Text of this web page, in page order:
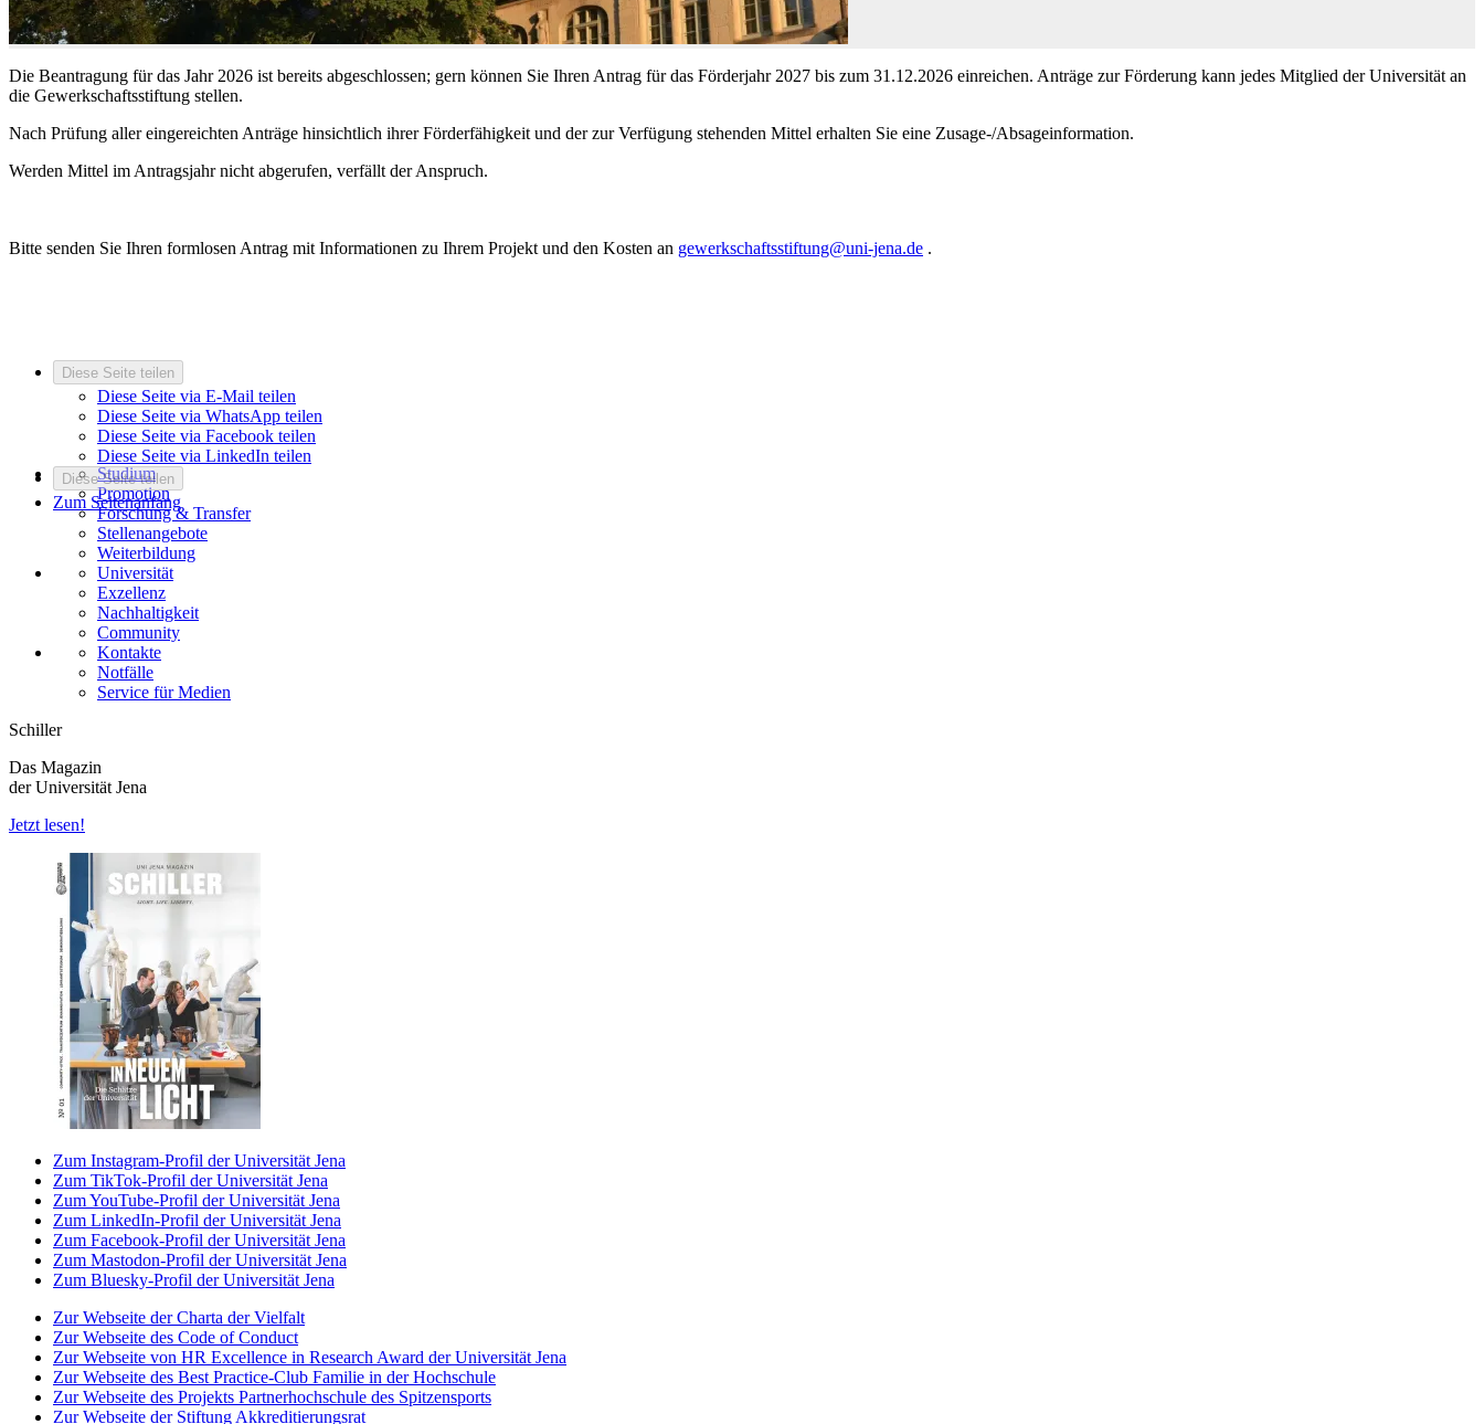
Die Beantragung für das Jahr 2026 ist bereits abgeschlossen; gern können Sie Ihren Antrag für das Förderjahr 2027 bis zum 31.12.2026 einreichen. Anträge zur Förderung kann jedes Mitglied der Universität an
die Gewerkschaftsstiftung stellen.
Nach Prüfung aller eingereichten Anträge hinsichtlich ihrer Förderfähigkeit und der zur Verfügung stehenden Mittel erhalten Sie eine Zusage-/Absageinformation.
Werden Mittel im Antragsjahr nicht abgerufen, verfällt der Anspruch.
Bitte senden Sie Ihren formlosen Antrag mit Informationen zu Ihrem Projekt und den Kosten an gewerkschaftsstiftung@uni-jena.de .
Diese Seite teilen
Diese Seite via E-Mail teilen
Diese Seite via WhatsApp teilen
Diese Seite via Facebook teilen
Diese Seite via LinkedIn teilen
Diese Seite teilen
Zum Seitenanfang
Studium
Promotion
Forschung & Transfer
Stellenangebote
Weiterbildung
Universität
Exzellenz
Nachhaltigkeit
Community
Kontakte
Notfälle
Service für Medien
Schiller
Das Magazin
der Universität Jena
Jetzt lesen!
Zum Instagram-Profil der Universität Jena
Zum TikTok-Profil der Universität Jena
Zum YouTube-Profil der Universität Jena
Zum LinkedIn-Profil der Universität Jena
Zum Facebook-Profil der Universität Jena
Zum Mastodon-Profil der Universität Jena
Zum Bluesky-Profil der Universität Jena
Zur Webseite der Charta der Vielfalt
Zur Webseite des Code of Conduct
Zur Webseite von HR Excellence in Research Award der Universität Jena
Zur Webseite des Best Practice-Club Familie in der Hochschule
Zur Webseite des Projekts Partnerhochschule des Spitzensports
Zur Webseite der Stiftung Akkreditierungsrat